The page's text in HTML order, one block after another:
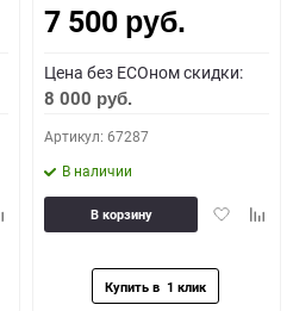
7 500 руб.
Цена без ECOном скидки:
8 000 руб.
Артикул: 67287
В наличии
Добавить
В корзину